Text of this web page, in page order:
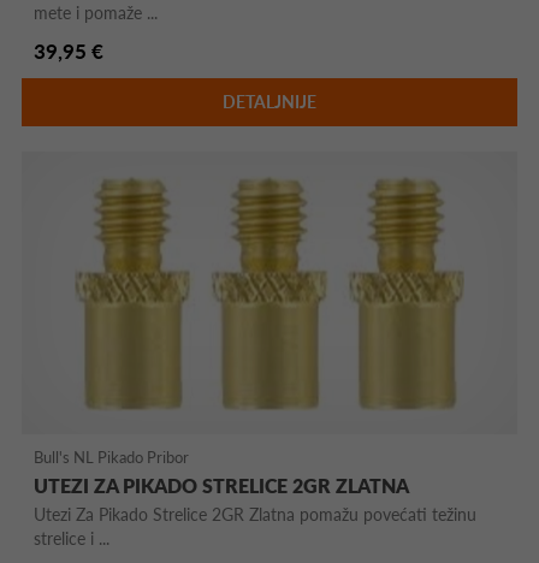
mete i pomaže ...
39,95 €
DETALJNIJE
Bull's NL Pikado Pribor
UTEZI ZA PIKADO STRELICE 2GR ZLATNA
Utezi Za Pikado Strelice 2GR Zlatna pomažu povećati težinu
strelice i ...